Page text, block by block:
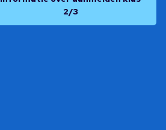
2/3